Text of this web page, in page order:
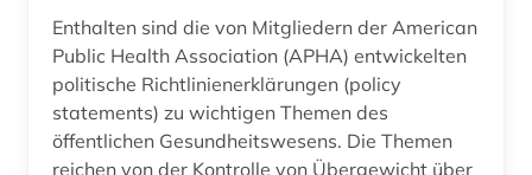
forstwissenschaft (1)
frauen (1)
frauenbewegung (1)
freie wohlfahrtspflege (1)
Enthalten sind die von Mitgliedern der American
Public Health Association (APHA) entwickelten
politische Richtlinienerklärungen (policy
statements) zu wichtigen Themen des
öffentlichen Gesundheitswesens. Die Themen
reichen von der Kontrolle von Übergewicht über